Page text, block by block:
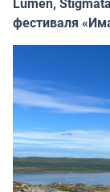
фестиваля